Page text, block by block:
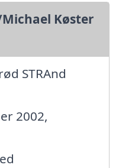
Køster
STRAnd
2002,